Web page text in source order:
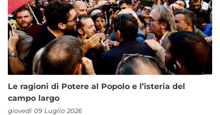
Le ragioni di Potere al Popolo e l’isteria del
campo largo
giovedì 09 Luglio 2026